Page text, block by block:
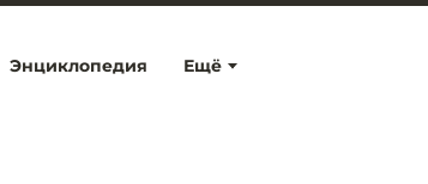
Ещё
Энциклопедия